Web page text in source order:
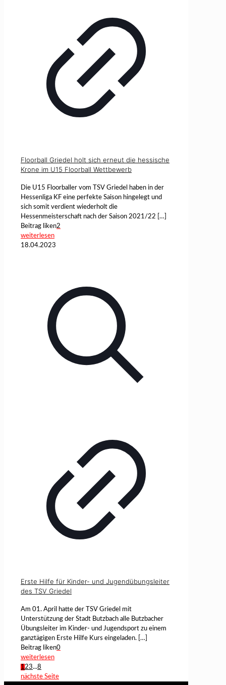
Floorball Griedel holt sich erneut die hessische
Krone im U15 Floorball Wettbewerb
Die U15 Floorballer vom TSV Griedel haben in der
Hessenliga KF eine perfekte Saison hingelegt und
sich somit verdient wiederholt die
Hessenmeisterschaft nach der Saison 2021/22 […]
Beitrag liken2
weiterlesen
18.04.2023
Erste Hilfe für Kinder- und Jugendübungsleiter
des TSV Griedel
Am 01. April hatte der TSV Griedel mit
Unterstützung der Stadt Butzbach alle Butzbacher
Übungsleiter im Kinder- und Jugendsport zu einem
ganztägigen Erste Hilfe Kurs eingeladen. […]
Beitrag liken0
weiterlesen
123...8
nächste Seite